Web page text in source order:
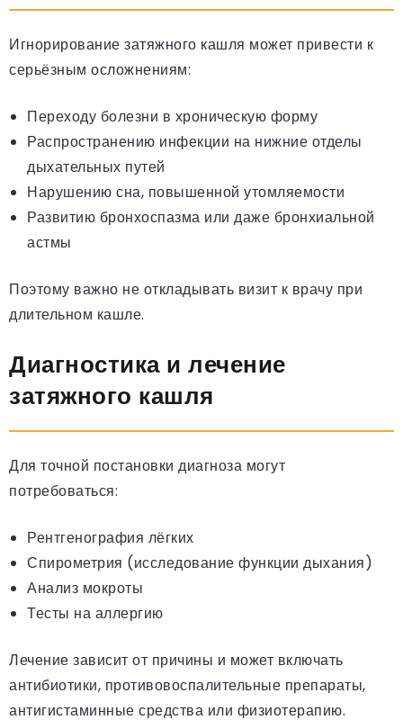
Игнорирование затяжного кашля может привести к
серьёзным осложнениям:
Переходу болезни в хроническую форму
Распространению инфекции на нижние отделы
дыхательных путей
Нарушению сна, повышенной утомляемости
Развитию бронхоспазма или даже бронхиальной
астмы
Поэтому важно не откладывать визит к врачу при
длительном кашле.
Диагностика и лечение
затяжного кашля
Для точной постановки диагноза могут
потребоваться:
Рентгенография лёгких
Спирометрия (исследование функции дыхания)
Анализ мокроты
Тесты на аллергию
Лечение зависит от причины и может включать
антибиотики, противовоспалительные препараты,
антигистаминные средства или физиотерапию.